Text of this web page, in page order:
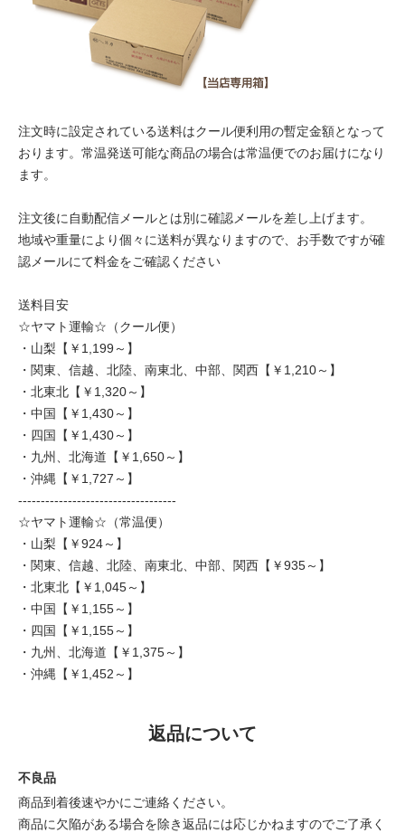
注文時に設定されている送料はクール便利用の暫定金額となって
おります。常温発送可能な商品の場合は常温便でのお届けになり
ます。
注文後に自動配信メールとは別に確認メールを差し上げます。
地域や重量により個々に送料が異なりますので、お手数ですが確
認メールにて料金をご確認ください
送料目安
☆ヤマト運輸☆（クール便）
・山梨【￥1,199～】
・関東、信越、北陸、南東北、中部、関西【￥1,210～】
・北東北【￥1,320～】
・中国【￥1,430～】
・四国【￥1,430～】
・九州、北海道【￥1,650～】
・沖縄【￥1,727～】
-----------------------------------
☆ヤマト運輸☆（常温便）
・山梨【￥924～】
・関東、信越、北陸、南東北、中部、関西【￥935～】
・北東北【￥1,045～】
・中国【￥1,155～】
・四国【￥1,155～】
・九州、北海道【￥1,375～】
・沖縄【￥1,452～】
返品について
不良品
商品到着後速やかにご連絡ください。
商品に欠陥がある場合を除き返品には応じかねますのでご了承く